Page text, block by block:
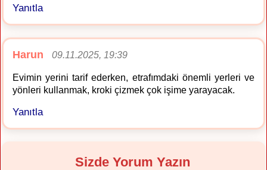
Yanıtla
Harun 09.11.2025, 19:39
Evimin yerini tarif ederken, etrafımdaki önemli yerleri ve
yönleri kullanmak, kroki çizmek çok işime yarayacak.
Yanıtla
Sizde Yorum Yazın